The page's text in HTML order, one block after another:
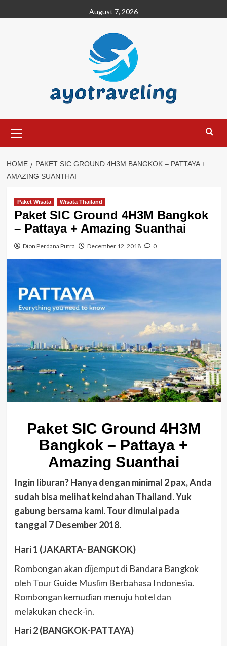
to
August 7, 2026
Menu
HOME
PAKET SIC GROUND 4H3M BANGKOK – PATTAYA +
AMAZING SUANTHAI
Paket Wisata Wisata Thailand
Paket SIC Ground 4H3M Bangkok
– Pattaya + Amazing Suanthai
Dion Perdana Putra December 12, 2018 0
Paket SIC Ground 4H3M
Bangkok – Pattaya +
Amazing Suanthai
Ingin liburan? Hanya dengan minimal 2 pax, Anda
sudah bisa melihat keindahan Thailand. Yuk
gabung bersama kami. Tour dimulai pada
tanggal 7 Desember 2018.
Hari 1 (JAKARTA- BANGKOK)
Rombongan akan dijemput di Bandara Bangkok
oleh Tour Guide Muslim Berbahasa Indonesia.
Rombongan kemudian menuju hotel dan
melakukan check-in.
Hari 2 (BANGKOK-PATTAYA)